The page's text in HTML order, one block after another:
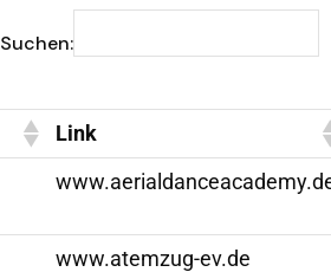
Suchen:
Link
www.atemzug-ev.de